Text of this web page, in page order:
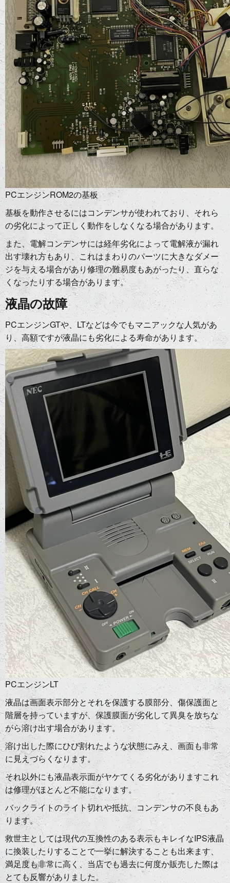
PCエンジンROM2の基板
基板を動作させるにはコンデンサが使われており、それら
の劣化によって正しく動作をしなくなる場合があります。
また、電解コンデンサには経年劣化によって電解液が漏れ
出す壊れ方もあり、これはまわりのパーツに大きなダメー
ジを与える場合があり修理の難易度もあがったり、直らな
くなったりする場合があります。
液晶の故障
PCエンジンGTや、LTなどは今でもマニアックな人気があ
り、高額ですが液晶にも劣化による寿命があります。
PCエンジンLT
液晶は画面表示部分とそれを保護する膜部分、傷保護面と
階層を持っていますが、保護膜面が劣化して異臭を放ちな
がら溶け出す場合があります。
溶け出した際にひび割れたような状態にみえ、画面も非常
に見えづらくなります。
それ以外にも液晶表示面がヤケてくる劣化がありますこれ
は修理がほとんど不能になります。
バックライトのライト切れや抵抗、コンデンサの不良もあ
ります。
救世主としては現代の互換性のある表示もキレイなIPS液晶
に換装したりすることで一挙に解決することも出来ます、
満足度も非常に高く、当店でも過去に何度か販売した際は
とても反響がありました。